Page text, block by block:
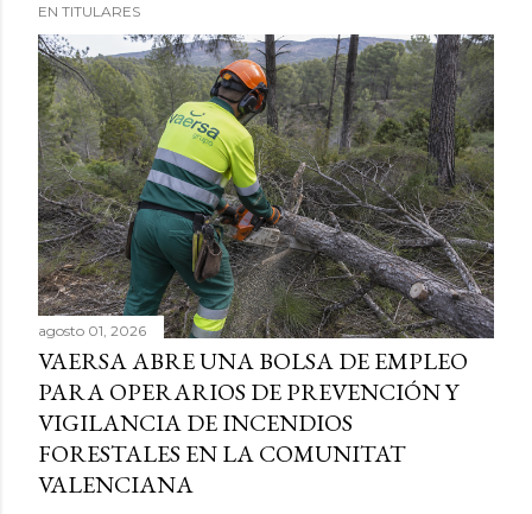
EN TITULARES
agosto 01, 2026
VAERSA ABRE UNA BOLSA DE EMPLEO
PARA OPERARIOS DE PREVENCIÓN Y
VIGILANCIA DE INCENDIOS
FORESTALES EN LA COMUNITAT
VALENCIANA